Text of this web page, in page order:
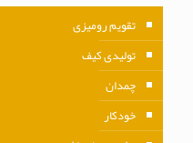
تقویم رومیزی
تولیدی کیف
چمدان
خودکار